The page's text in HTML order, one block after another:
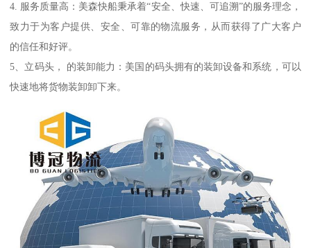
4. 服务质量高：美森快船秉承着“安全、快速、可追溯”的服务理念，
致力于为客户提供、安全、可靠的物流服务，从而获得了广大客户
的信任和好评。
5、立码头， 的装卸能力：美国的码头拥有的装卸设备和系统，可以
快速地将货物装卸卸下来。